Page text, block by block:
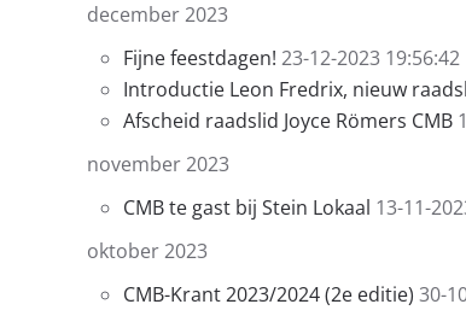
december 2023
Fijne feestdagen! 23-12-2023 19:56:42
Introductie Leon Fredrix, nieuw
Afscheid raadslid Joyce Römers CMB
november 2023
CMB te gast bij Stein Lokaal 13-11-
oktober 2023
CMB-Krant 2023/2024 (2e editie) 30-